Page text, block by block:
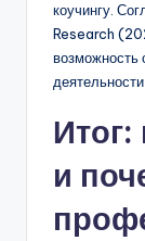
коучингу.
Research
возможность
Итог:
и